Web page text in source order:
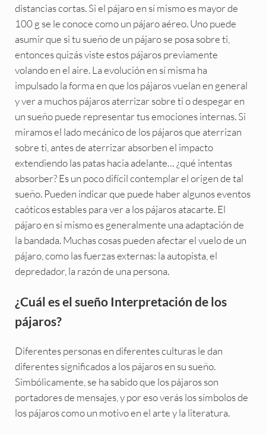
distancias cortas. Si el pájaro en sí mismo es mayor de
100 g se le conoce como un pájaro aéreo. Uno puede
asumir que si tu sueño de un pájaro se posa sobre ti,
entonces quizás viste estos pájaros previamente
volando en el aire. La evolución en sí misma ha
impulsado la forma en que los pájaros vuelan en general
y ver a muchos pájaros aterrizar sobre ti o despegar en
un sueño puede representar tus emociones internas. Si
miramos el lado mecánico de los pájaros que aterrizan
sobre ti, antes de aterrizar absorben el impacto
extendiendo las patas hacia adelante… ¿qué intentas
absorber? Es un poco difícil contemplar el origen de tal
sueño. Pueden indicar que puede haber algunos eventos
caóticos estables para ver a los pájaros atacarte. El
pájaro en sí mismo es generalmente una adaptación de
la bandada. Muchas cosas pueden afectar el vuelo de un
pájaro, como las fuerzas externas: la autopista, el
depredador, la razón de una persona.
¿Cuál es el sueño Interpretación de los
pájaros?
Diferentes personas en diferentes culturas le dan
diferentes significados a los pájaros en su sueño.
Simbólicamente, se ha sabido que los pájaros son
portadores de mensajes, y por eso verás los símbolos de
los pájaros como un motivo en el arte y la literatura.